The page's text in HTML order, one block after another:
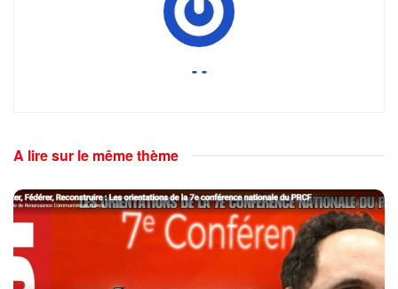
- -
A lire sur le même thème